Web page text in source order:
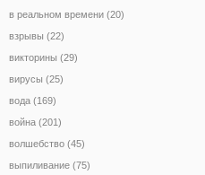
в реальном времени (20)
взрывы (22)
викторины (29)
вирусы (25)
вода (169)
война (201)
волшебство (45)
выпиливание (75)